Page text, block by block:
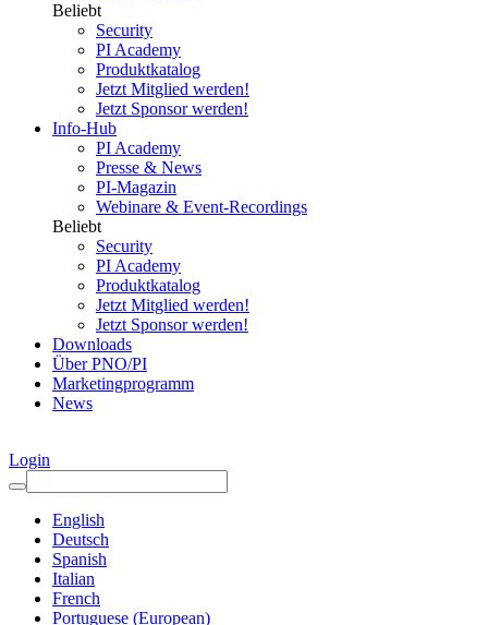
Beliebt
Security
PI Academy
Produktkatalog
Jetzt Mitglied werden!
Jetzt Sponsor werden!
Info-Hub
PI Academy
Presse & News
PI-Magazin
Webinare & Event-Recordings
Beliebt
Security
PI Academy
Produktkatalog
Jetzt Mitglied werden!
Jetzt Sponsor werden!
Downloads
Über PNO/PI
Marketingprogramm
News
Login
English
Deutsch
Spanish
Italian
French
Portuguese (European)